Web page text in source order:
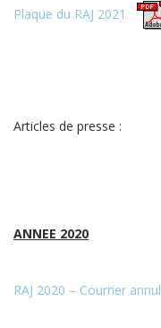
Plaque du RAJ 2021
Articles de presse :
ANNEE 2020
RAJ 2020 – Courrier